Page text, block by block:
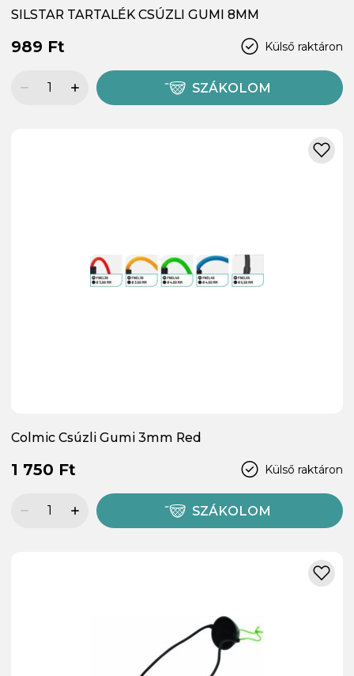
SILSTAR TARTALÉK CSÚZLI GUMI 8MM
Külső raktáron
989 Ft
SZÁKOLOM
Colmic Csúzli Gumi 3mm Red
Külső raktáron
1 750 Ft
SZÁKOLOM